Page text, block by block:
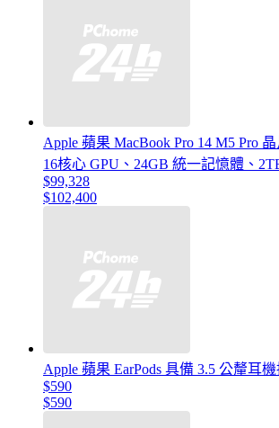
Apple 蘋果 MacBook Pro 14 M5 Pro
16核心 GPU、24GB 統一記憶體、
$99,328
$102,400
Apple 蘋果 EarPods 具備 3.5 公釐耳
$590
$590